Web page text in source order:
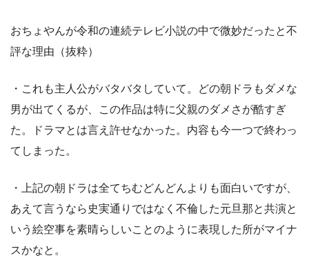
おちょやんが令和の連続テレビ小説の中で微妙だったと不
評な理由（抜粋）
・これも主人公がバタバタしていて。どの朝ドラもダメな
男が出てくるが、この作品は特に父親のダメさが酷すぎ
た。ドラマとは言え許せなかった。内容も今一つで終わっ
てしまった。
・上記の朝ドラは全てちむどんどんよりも面白いですが、
あえて言うなら史実通りではなく不倫した元旦那と共演と
いう絵空事を素晴らしいことのように表現した所がマイナ
スかなと。